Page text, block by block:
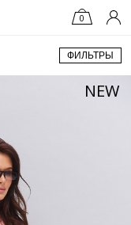
0
ФИЛЬТРЫ
NEW